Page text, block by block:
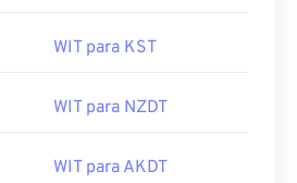
WIT para BST
WIT para KST
WIT para NZDT